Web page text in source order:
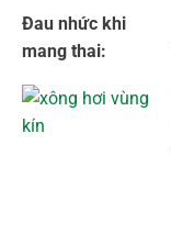
Đau nhức khi
mang thai:
cách giảm đau